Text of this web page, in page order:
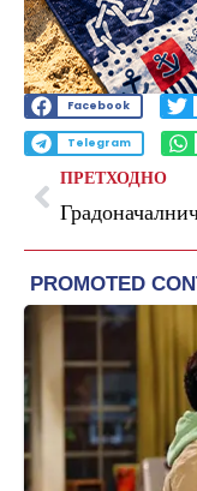
Facebook
Telegram
ПРЕТХОДНО